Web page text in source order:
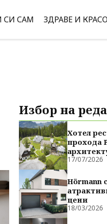
СИ САМ ЗДРАВЕ И
Избор на
Хотел
прохода
духовно
17/07/2026
Hörmann
цени
18/03/2026